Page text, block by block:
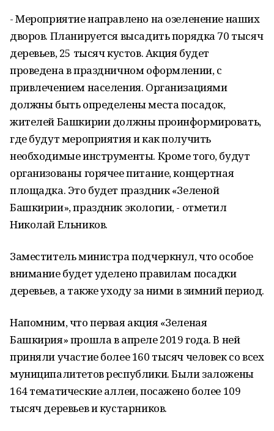
- Мероприятие направлено на озеленение наших
дворов. Планируется высадить порядка 70 тысяч
деревьев, 25 тысяч кустов. Акция будет
проведена в праздничном оформлении, с
привлечением населения. Организациями
должны быть определены места посадок,
жителей Башкирии должны проинформировать,
где будут мероприятия и как получить
необходимые инструменты. Кроме того, будут
организованы горячее питание, концертная
площадка. Это будет праздник «Зеленой
Башкирии», праздник экологии, - отметил
Николай Ельников.
Заместитель министра подчеркнул, что особое
внимание будет уделено правилам посадки
деревьев, а также уходу за ними в зимний период.
Напомним, что первая акция «Зеленая
Башкирия» прошла в апреле 2019 года. В ней
приняли участие более 160 тысяч человек со всех
муниципалитетов республики. Были заложены
164 тематические аллеи, посажено более 109
тысяч деревьев и кустарников.